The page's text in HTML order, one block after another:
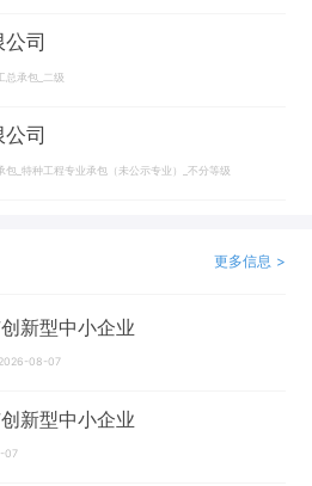
司
总承包_二级
司
_特种工程专业承包（未公示专业）_不分等级
更多信息 >
新型中小企业
08-07
新型中小企业
07